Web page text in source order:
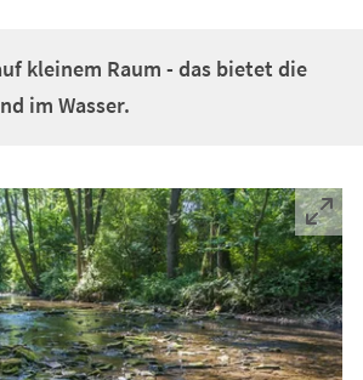
kleinem Raum - das bietet die
im Wasser.